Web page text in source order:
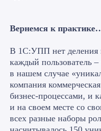
Вернемся к
В 1С:УПП нет деления
каждый пользователь
в нашем случае
компания
бизнес-процессами, и
и на своем месте со
всех разные наборы